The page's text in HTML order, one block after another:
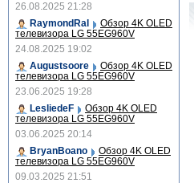
26.08.2025 21:28
RaymondRal
Обзор 4K OLED
телевизора LG 55EG960V
24.08.2025 19:02
Augustsoore
Обзор 4K OLED
телевизора LG 55EG960V
23.06.2025 19:28
LesliedeF
Обзор 4K OLED
телевизора LG 55EG960V
03.06.2025 20:14
BryanBoano
Обзор 4K OLED
телевизора LG 55EG960V
09.03.2025 21:51